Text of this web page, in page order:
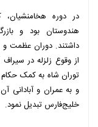
در دوره
هندوستان بود و
داشتند. دوران عظمت
از وقوع زلزله در
توران شاه به کمک حکام
و به عمران و آبادانی
خلیج‌فارس تبدیل نمود.